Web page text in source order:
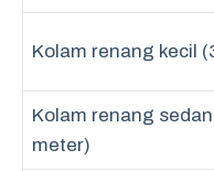
Kolam renang kecil
Kolam renang
meter)